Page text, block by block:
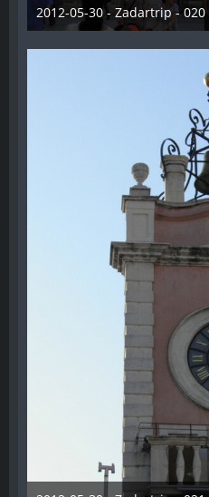
2012-05-30 - Zadartrip - 020
28. Dezember 2012